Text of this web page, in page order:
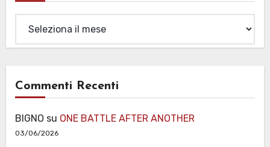
Commenti Recenti
BIGNO su ONE BATTLE AFTER ANOTHER
03/06/2026